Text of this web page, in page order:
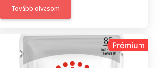
Tovább olvasom
Prémium